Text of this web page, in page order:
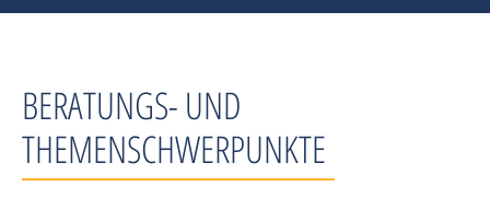
BERATUNGS- UND
THEMENSCHWERPUNKTE